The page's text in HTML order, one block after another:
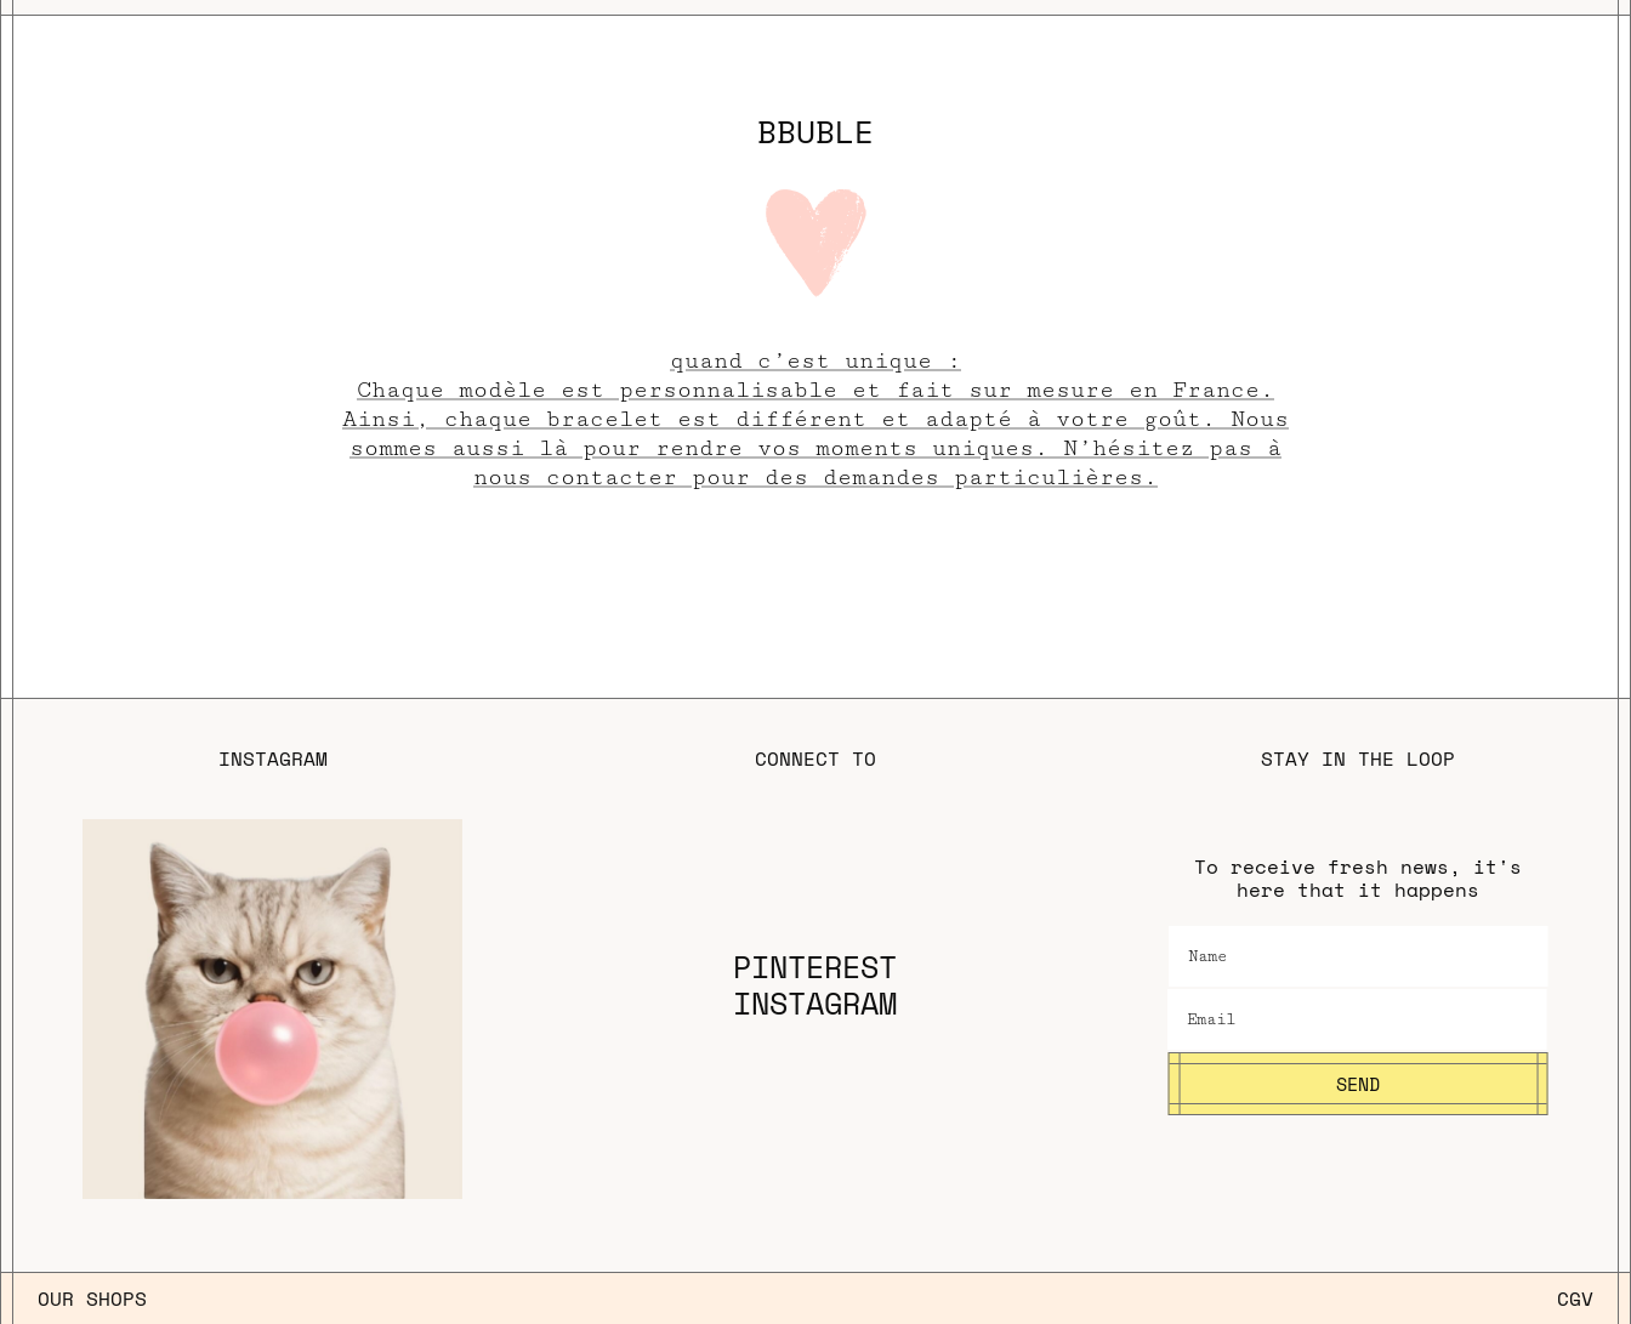
BBUBLE
quand c’est unique :
Chaque modèle est personnalisable et fait sur mesure en France.
Ainsi, chaque bracelet est différent et adapté à votre goût. Nous
sommes aussi là pour rendre vos moments uniques. N’hésitez pas à
nous contacter pour des demandes particulières.
INSTAGRAM CONNECT TO
PINTEREST
INSTAGRAM
STAY IN THE LOOP
To receive fresh news, it's
here that it happens
SEND
CGV
OUR SHOPS